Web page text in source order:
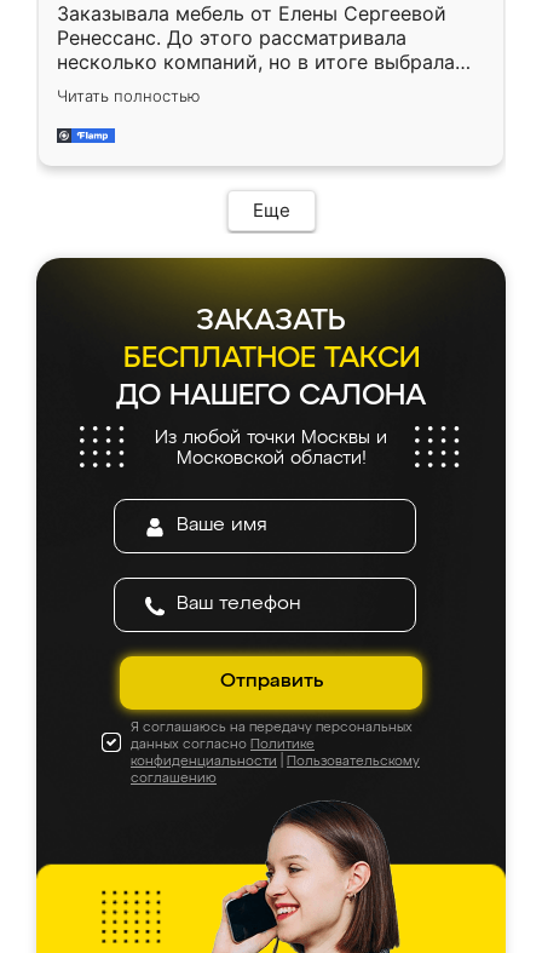
Заказывала мебель от Елены Сергеевой
Ренессанс. До этого рассматривала
несколько компаний, но в итоге выбрала
эту. Сначала обговорили условия, потом
приехал замерщик, всё спокойно объяснил
и снял размеры. Изготовили в срок, с
мебель сразу встала на свое место без
каких-либо доработок. Качеством осталась
довольна, все выглядит так, как и ожидала.
Читать полностью
Еще
ЗАКАЗАТЬ
БЕСПЛАТНОЕ ТАКСИ
ДО НАШЕГО САЛОНА
Из любой точки Москвы и
Московской области!
Отправить
Я соглашаюсь на передачу персональных
данных согласно Политике
конфиденциальности
Пользовательскому
соглашению